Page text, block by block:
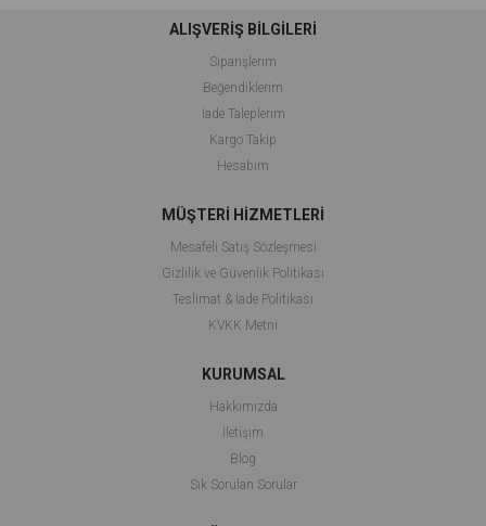
ALIŞVERİŞ BİLGİLERİ
Siparişlerim
Beğendiklerim
İade Taleplerim
Kargo Takip
Hesabım
MÜŞTERİ HİZMETLERİ
Mesafeli Satış Sözleşmesi
Gizlilik ve Güvenlik Politikası
Teslimat & İade Politikası
KVKK Metni
KURUMSAL
Hakkımızda
İletişim
Blog
Sık Sorulan Sorular